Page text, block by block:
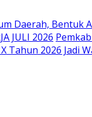
Daerah, Bentuk
JULI 2026
Tahun 2026 Jadi